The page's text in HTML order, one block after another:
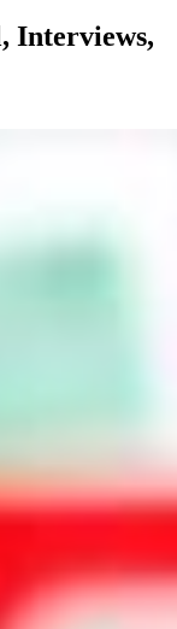
Interviews,